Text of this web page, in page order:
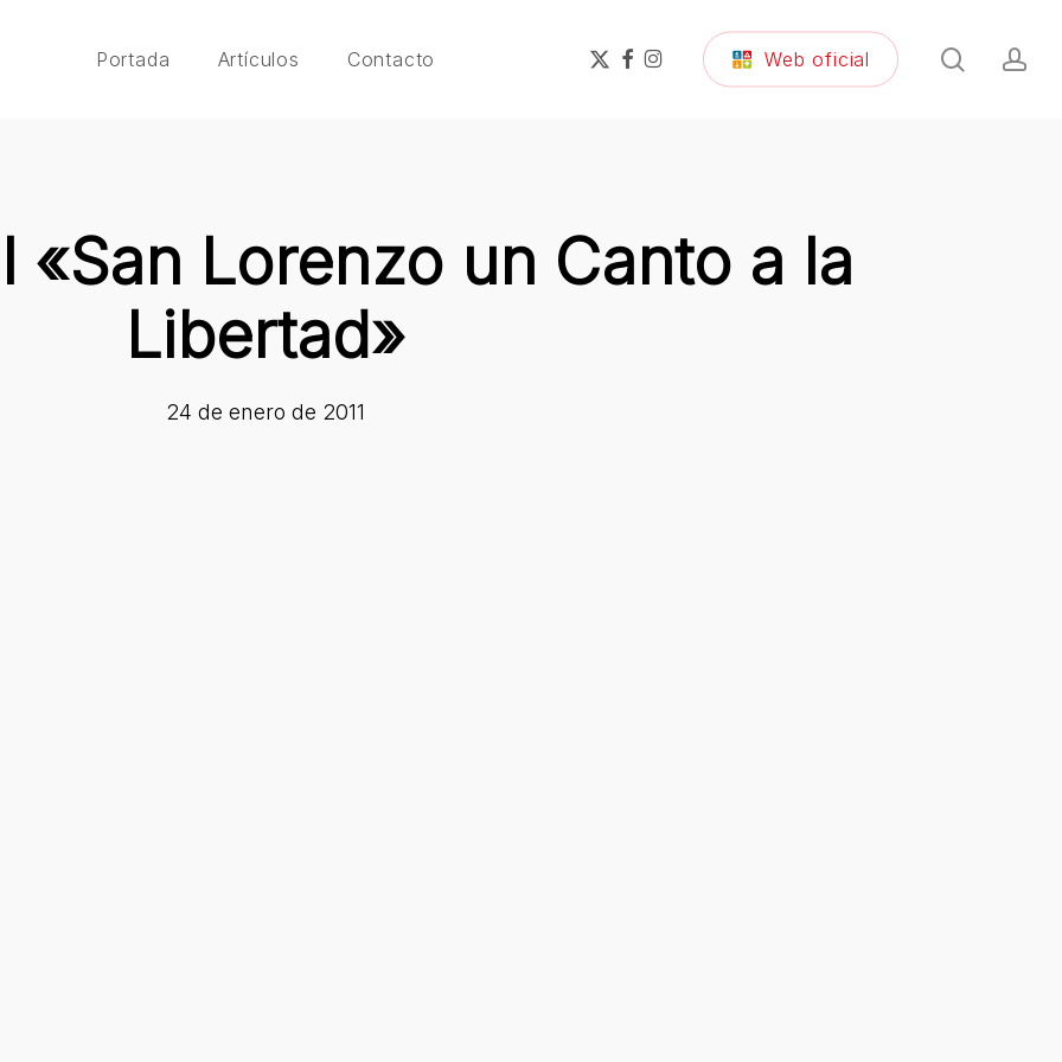
Portada Artículos Contacto
x-
twitter
facebook
instagram Web oficial search
«San Lorenzo un Canto a la
Libertad»
24 de enero de 2011